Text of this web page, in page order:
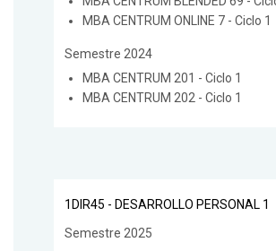
MBA CENTRUM ONLINE 7 - Ciclo 1
Semestre 2024
MBA CENTRUM 201 - Ciclo 1
MBA CENTRUM 202 - Ciclo 1
1DIR45 - DESARROLLO PERSONAL 1
Semestre 2025